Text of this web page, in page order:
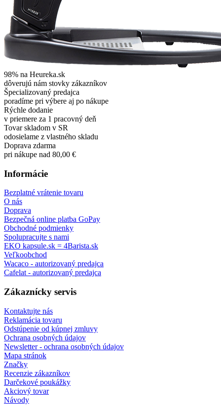
98% na Heureka.sk
dôverujú nám stovky zákazníkov
Špecializovaný predajca
poradíme pri výbere aj po nákupe
Rýchle dodanie
v priemere za 1 pracovný deň
Tovar skladom v SR
odosielame z vlastného skladu
Doprava zdarma
pri nákupe nad 80,00 €
Informácie
Bezplatné vrátenie tovaru
O nás
Doprava
Bezpečná online platba GoPay
Obchodné podmienky
Spolupracujte s nami
EKO kapsule.sk = 4Barista.sk
Veľkoobchod
Wacaco - autorizovaný predajca
Cafelat - autorizovaný predajca
Zákaznícky servis
Kontaktujte nás
Reklamácia tovaru
Odstúpenie od kúpnej zmluvy
Ochrana osobných údajov
Newsletter - ochrana osobných údajov
Mapa stránok
Značky
Recenzie zákazníkov
Darčekové poukážky
Akciový tovar
Návody